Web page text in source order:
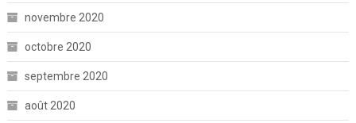
novembre 2020
octobre 2020
septembre 2020
août 2020